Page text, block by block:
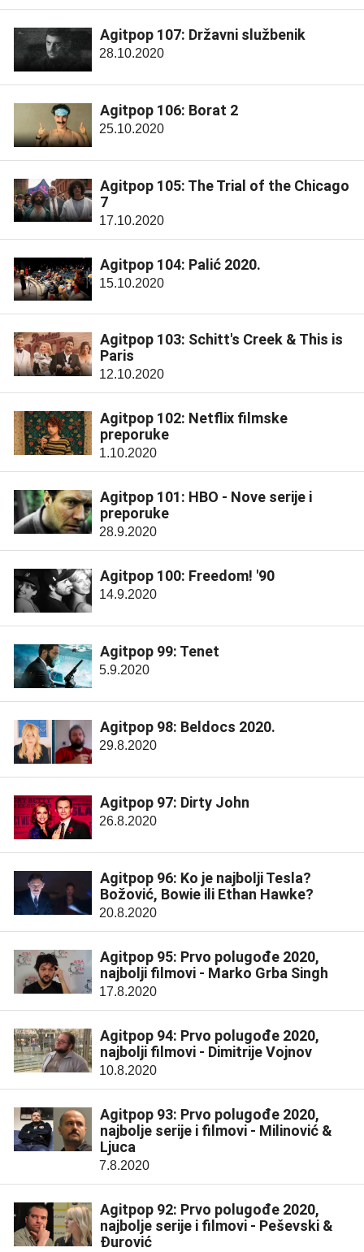
Agitpop 107: Državni službenik
28.10.2020
Agitpop 106: Borat 2
25.10.2020
Agitpop 105: The Trial of the Chicago
7
17.10.2020
Agitpop 104: Palić 2020.
15.10.2020
Agitpop 103: Schitt's Creek & This is
Paris
12.10.2020
Agitpop 102: Netflix filmske
preporuke
1.10.2020
Agitpop 101: HBO - Nove serije i
preporuke
28.9.2020
Agitpop 100: Freedom! '90
14.9.2020
Agitpop 99: Tenet
5.9.2020
Agitpop 98: Beldocs 2020.
29.8.2020
Agitpop 97: Dirty John
26.8.2020
Agitpop 96: Ko je najbolji Tesla?
Božović, Bowie ili Ethan Hawke?
20.8.2020
Agitpop 95: Prvo polugođe 2020,
najbolji filmovi - Marko Grba Singh
17.8.2020
Agitpop 94: Prvo polugođe 2020,
najbolji filmovi - Dimitrije Vojnov
10.8.2020
Agitpop 93: Prvo polugođe 2020,
najbolje serije i filmovi - Milinović &
Ljuca
7.8.2020
Agitpop 92: Prvo polugođe 2020,
najbolje serije i filmovi - Peševski &
Đurović